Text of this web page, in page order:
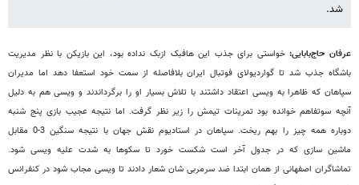
شد.
عرفان حاج‌بابایی:خواستی برای جذب این هافبک ازبک نداده بود، این بازیکن با نظر مدیریت
باشگاه جذب شد تا گواردیولای فوتبال ایران بلافاصله از سمت خود استعفا دهد اما مدیران
سپاهان که ظاهرا به ویسی اعتقاد داشتند با تلاش بسیار او را برگرداندند و ویسی هم به دلیل
آنچه سوتفاهم خوانده بود تمرینات تیمش را زیر نظر گرفت. اما نتیجه عجیب بازی پنج شنبه
دوباره همه چیز را بهم ریخت. سپاهان در استادیوم نقش جهان با نتیجه سنگین 3-0 مقابل
ماشین سازی که در جدول آخر است شکست خورد تا سکوها به شدت علیه ویسی شود.
تماشاگران اصفهانی از همان ابتدا ضد سرمربی شان شعار دادند تا ویسی مجاب شود در کنفرانس